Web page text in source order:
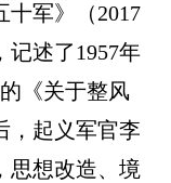
军》（2017
记述了1957年
《关于整风
，起义军官李
思想改造、境